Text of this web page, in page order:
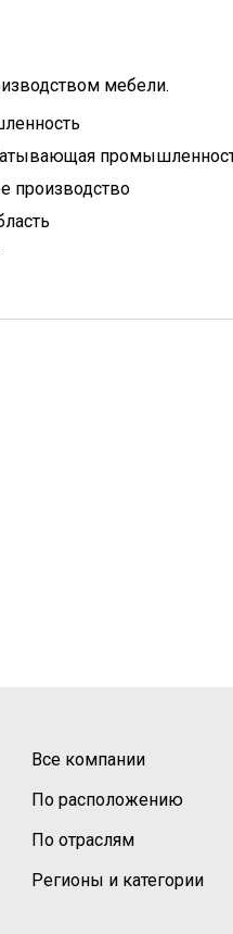
мебели.
производство
Все компании
По расположению
По отраслям
Регионы и категории